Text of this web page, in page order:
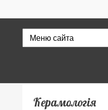
Керамологія